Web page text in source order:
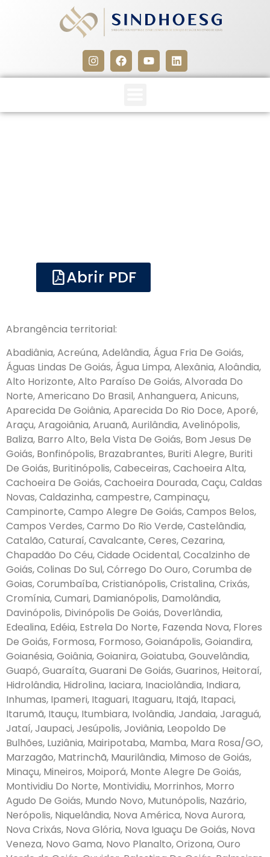
Abrir PDF
Abrangência territorial:
Abadiânia, Acreúna, Adelândia, Água Fria De Goiás,
Águas Lindas De Goiás, Água Limpa, Alexânia, Aloândia,
Alto Horizonte, Alto Paraíso De Goiás, Alvorada Do
Norte, Americano Do Brasil, Anhanguera, Anicuns,
Aparecida De Goiânia, Aparecida Do Rio Doce, Aporé,
Araçu, Aragoiânia, Aruanã, Aurilândia, Avelinópolis,
Baliza, Barro Alto, Bela Vista De Goiás, Bom Jesus De
Goiás, Bonfinópolis, Brazabrantes, Buriti Alegre, Buriti
De Goiás, Buritinópolis, Cabeceiras, Cachoeira Alta,
Cachoeira De Goiás, Cachoeira Dourada, Caçu, Caldas
Novas, Caldazinha, campestre, Campinaçu,
Campinorte, Campo Alegre De Goiás, Campos Belos,
Campos Verdes, Carmo Do Rio Verde, Castelândia,
Catalão, Caturaí, Cavalcante, Ceres, Cezarina,
Chapadão Do Céu, Cidade Ocidental, Cocalzinho de
Goiás, Colinas Do Sul, Córrego Do Ouro, Corumba de
Goias, Corumbaíba, Cristianópolis, Cristalina, Crixás,
Cromínia, Cumari, Damianópolis, Damolândia,
Davinópolis, Divinópolis De Goiás, Doverlândia,
Edealina, Edéia, Estrela Do Norte, Fazenda Nova, Flores
De Goiás, Formosa, Formoso, Goianápolis, Goiandira,
Goianésia, Goiânia, Goianira, Goiatuba, Gouvelândia,
Guapó, Guaraíta, Guarani De Goiás, Guarinos, Heitoraí,
Hidrolândia, Hidrolina, Iaciara, Inaciolândia, Indiara,
Inhumas, Ipameri, Itaguari, Itaguaru, Itajá, Itapaci,
Itarumã, Itauçu, Itumbiara, Ivolândia, Jandaia, Jaraguá,
Jataí, Jaupaci, Jesúpolis, Joviânia, Leopoldo De
Bulhões, Luziânia, Mairipotaba, Mamba, Mara Rosa/GO,
Marzagão, Matrinchã, Maurilândia, Mimoso de Goiás,
Minaçu, Mineiros, Moiporá, Monte Alegre De Goiás,
Montividiu Do Norte, Montividiu, Morrinhos, Morro
Agudo De Goiás, Mundo Novo, Mutunópolis, Nazário,
Nerópolis, Niquelândia, Nova América, Nova Aurora,
Nova Crixás, Nova Glória, Nova Iguaçu De Goiás, Nova
Veneza, Novo Gama, Novo Planalto, Orizona, Ouro